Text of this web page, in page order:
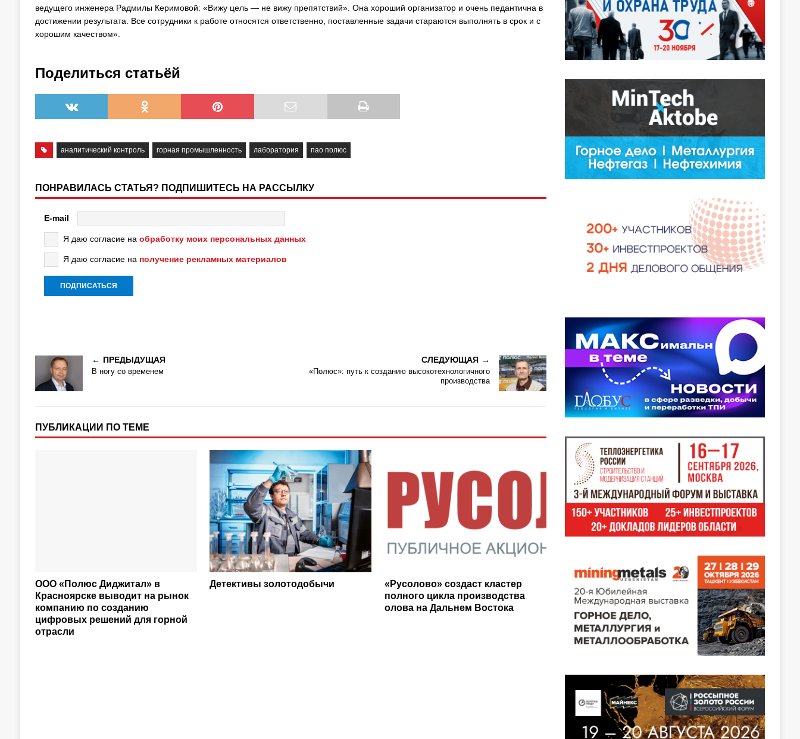
ведущего инженера Радмилы Керимовой: «Вижу цель — не вижу препятствий». Она хороший организатор и очень педантична в
достижении результата. Все сотрудники к работе относятся ответственно, поставленные задачи стараются выполнять в срок и с
хорошим качеством».
Поделиться статьёй
аналитический контроль горная промышленность лаборатория пао полюс
ПОНРАВИЛАСЬ СТАТЬЯ? ПОДПИШИТЕСЬ НА РАССЫЛКУ
E-mail
Я даю согласие на обработку моих персональных данных
Я даю согласие на получение рекламных материалов
ПРЕДЫДУЩАЯ
В ногу со временем
СЛЕДУЮЩАЯ
«Полюс»: путь к созданию высокотехнологичного
производства
ПУБЛИКАЦИИ ПО ТЕМЕ
ООО «Полюс Диджитал» в
Красноярске выводит на рынок
компанию по созданию
цифровых решений для горной
отрасли
Детективы золотодобычи
«Русолово» создаст кластер
полного цикла производства
олова на Дальнем Востока